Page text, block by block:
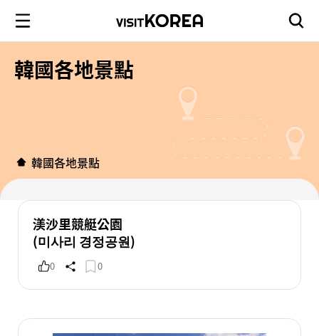
韓國各地景點
韓國各地景點
渼沙里競艇公園
(미사리 경정공원)
0 0